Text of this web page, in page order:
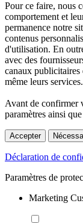
Pour ce faire, nous
comportement et
permanence notre
contenus
d'utilisation. En
avec des
canaux
même leurs services.
Avant de confirmer
paramètres ainsi
Accepter
Déclaration de
Paramètres de
Marketing